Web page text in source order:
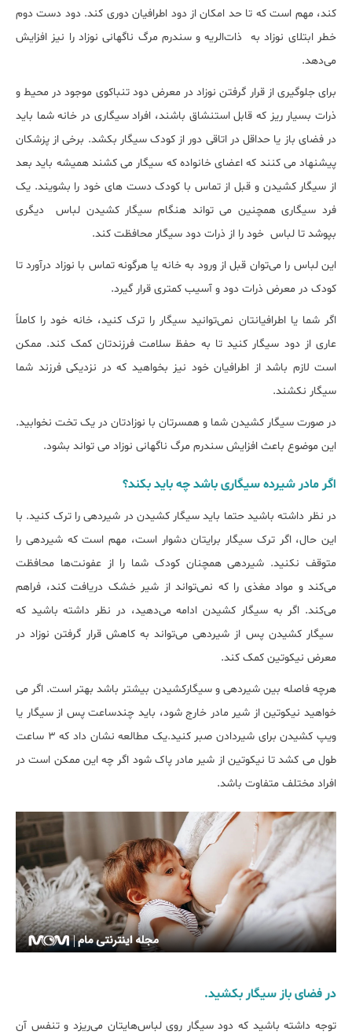
کند، مهم است که تا حد امکان از دود اطرافیان دوری کند. دود دست دوم
خطر ابتلای نوزاد به ذات‌الریه و سندرم مرگ ناگهانی نوزاد را نیز افزایش
می‌دهد.
برای جلوگیری از قرار گرفتن نوزاد در معرض دود تنباکوی موجود در محیط و
ذرات بسیار ریز که قابل استنشاق باشند، افراد سیگاری در خانه شما باید
در فضای باز یا حداقل در اتاقی دور از کودک سیگار بکشد. برخی از پزشکان
پیشنهاد می کنند که اعضای خانواده که سیگار می کشند همیشه باید بعد
از سیگار کشیدن و قبل از تماس با کودک دست های خود را بشویند. یک
فرد سیگاری همچنین می تواند هنگام سیگار کشیدن لباس دیگری
بپوشد تا لباس خود را از ذرات دود سیگار محافظت کند.
این لباس را می‌توان قبل از ورود به خانه یا هرگونه تماس با نوزاد درآورد تا
کودک در معرض ذرات دود و آسیب کمتری قرار گیرد.
اگر شما یا اطرافیانتان نمی‌توانید سیگار را ترک کنید، خانه خود را کاملاً
عاری از دود سیگار کنید تا به حفظ سلامت فرزندتان کمک کند. ممکن
است لازم باشد از اطرافیان خود نیز بخواهید که در نزدیکی فرزند شما
سیگار نکشند.
در صورت سیگار کشیدن شما و همسرتان با نوزادتان در یک تخت نخوابید.
این موضوع باعث افزایش سندرم مرگ ناگهانی نوزاد می تواند بشود.
اگر مادر شیرده سیگاری باشد چه باید بکند؟
در نظر داشته باشید حتما باید سیگار کشیدن در شیردهی را ترک کنید. با
این حال، اگر ترک سیگار برایتان دشوار است، مهم است که شیردهی را
متوقف نکنید. شیردهی همچنان کودک شما را از عفونت‌ها محافظت
می‌کند و مواد مغذی را که نمی‌تواند از شیر خشک دریافت کند، فراهم
می‌کند. اگر به سیگار کشیدن ادامه می‌دهید، در نظر داشته باشید که
سیگار کشیدن پس از شیردهی می‌تواند به کاهش قرار گرفتن نوزاد در
معرض نیکوتین کمک کند.
هرچه فاصله بین شیردهی و سیگارکشیدن بیشتر باشد بهتر است. اگر می
خواهید نیکوتین از شیر مادر خارج شود، باید چندساعت پس از سیگار یا
ویپ کشیدن برای شیردادن صبر کنید.یک مطالعه نشان داد که 3 ساعت
طول می کشد تا نیکوتین از شیر مادر پاک شود اگر چه این ممکن است در
افراد مختلف متفاوت باشد.
در فضای باز سیگار بکشید.
توجه داشته باشید که دود سیگار روی لباس‌هایتان می‌ریزد و تنفس آن